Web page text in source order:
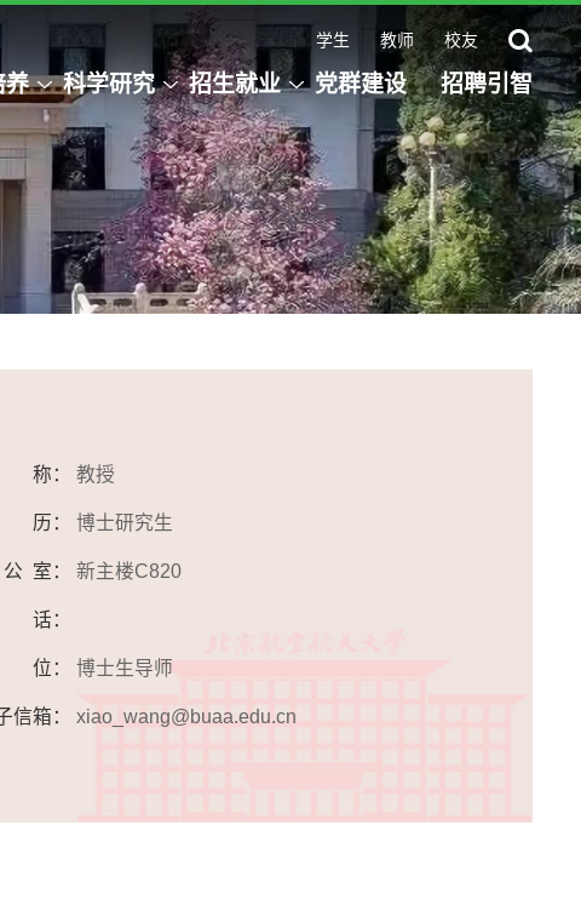
学生 教师 校友
养 科学研究 招生就业 党群建设 招聘引智
称： 教授
历： 博士研究生
室： 新主楼C820
话：
位： 博士生导师
信箱： xiao_wang@buaa.edu.cn